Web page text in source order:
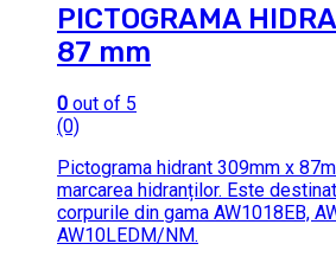
PICTOGRAMA
87 mm
0 out of 5
(0)
Pictograma hidrant 309mm x
marcarea hidranților. Este
corpurile din gama AW1018EB,
AW10LEDM/NM.